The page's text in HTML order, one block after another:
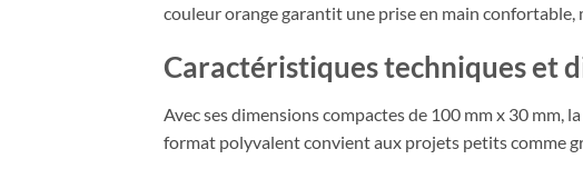
couleur orange garantit une prise en main confortable,
Caractéristiques techniques et
Avec ses dimensions compactes de 100 mm x 30 mm,
format polyvalent convient aux projets petits comme